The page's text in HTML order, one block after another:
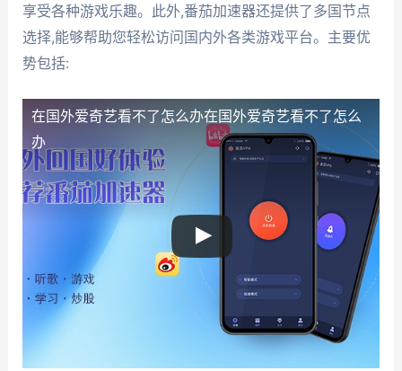
享受各种游戏乐趣。此外,番茄加速器还提供了多国节点
选择,能够帮助您轻松访问国内外各类游戏平台。主要优
势包括:
在国外爱奇艺看不了怎么办在国外爱奇艺看不了怎么
办